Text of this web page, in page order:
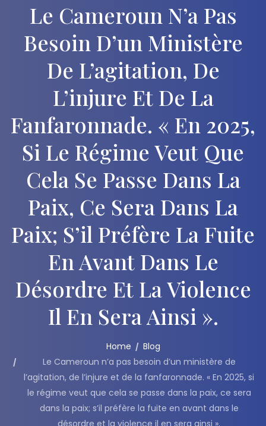
Le Cameroun N’a Pas
Besoin D’un Ministère
De L’agitation, De
L’injure Et De La
Fanfaronnade. « En 2025,
Si Le Régime Veut Que
Cela Se Passe Dans La
Paix, Ce Sera Dans La
Paix; S’il Préfère La Fuite
En Avant Dans Le
Désordre Et La Violence
Il En Sera Ainsi ».
Home
Blog
Le Cameroun n’a pas besoin d’un ministère de
l’agitation, de l’injure et de la fanfaronnade. « En 2025, si
le régime veut que cela se passe dans la paix, ce sera
dans la paix; s’il préfère la fuite en avant dans le
désordre et la violence il en sera ainsi ».